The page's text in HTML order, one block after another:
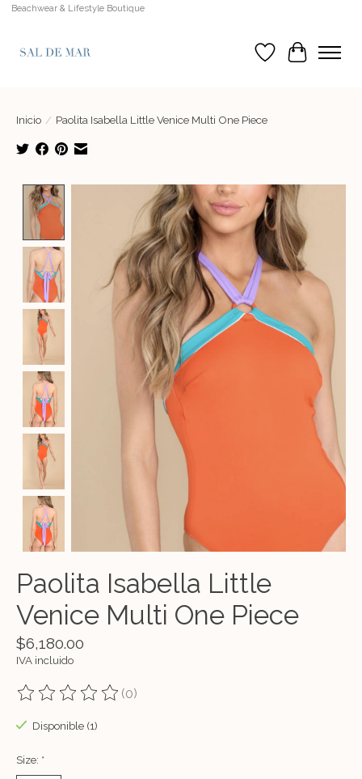
Beachwear & Lifestyle Boutique
Lista de deseos
Cesta
Inicio / Paolita Isabella Little Venice Multi One Piece
Product image slideshow Items
Paolita Isabella Little
Venice Multi One Piece
$6,180.00
IVA incluido
The rating of this product is
(0)
Disponible (1)
Size: *